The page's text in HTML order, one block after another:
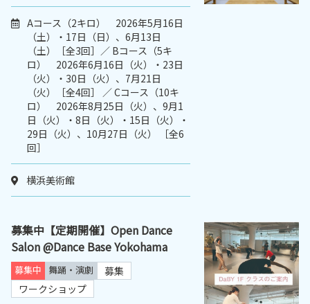
Aコース（2キロ） 2026年5月16日
（土）・17日（日）、6月13日
（土）［全3回］／ Bコース（5キ
ロ） 2026年6月16日（火）・23日
（火）・30日（火）、7月21日
（火）［全4回］ ／ Cコース（10キ
ロ） 2026年8月25日（火）、9月1
日（火）・8日（火）・15日（火）・
29日（火）、10月27日（火） ［全6
回］
横浜美術館
募集中【定期開催】Open Dance
Salon @Dance Base Yokohama
募集中 舞踊・演劇
募集
ワークショップ